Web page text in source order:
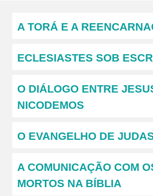
A TORÁ E A
ECLESIASTES SOB
O DIÁLOGO ENTRE
NICODEMOS
O EVANGELHO DE
A COMUNICAÇÃO COM
MORTOS NA BÍBLIA